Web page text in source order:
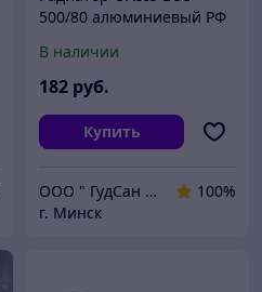
500/80 алюминиевый РФ
В наличии
182 руб.
Купить
ООО " ГудСан " сантехника, отопление
100%
г. Минск